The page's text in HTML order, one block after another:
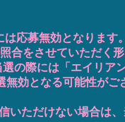
応募無効となります
合をさせていただく
の際には「エイリア
無効となる可能性が
いただけない場合は